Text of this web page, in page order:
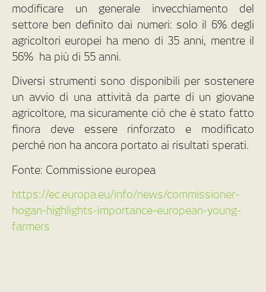
modificare un generale invecchiamento del
settore ben definito dai numeri: solo il 6% degli
agricoltori europei ha meno di 35 anni, mentre il
56% ha più di 55 anni.
Diversi strumenti sono disponibili per sostenere
un avvio di una attività da parte di un giovane
agricoltore, ma sicuramente ciò che è stato fatto
finora deve essere rinforzato e modificato
perché non ha ancora portato ai risultati sperati.
Fonte: Commissione europea
https://ec.europa.eu/info/news/commissioner-
hogan-highlights-importance-european-young-
farmers